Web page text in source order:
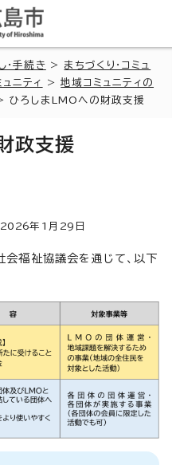
・手続き > まちづくり・コミュ
ニティ >地域コミュニティの
ひろしまLMOへの財政支援
政支援
2026年1月 29 日
会福祉協議会を通じて、以下